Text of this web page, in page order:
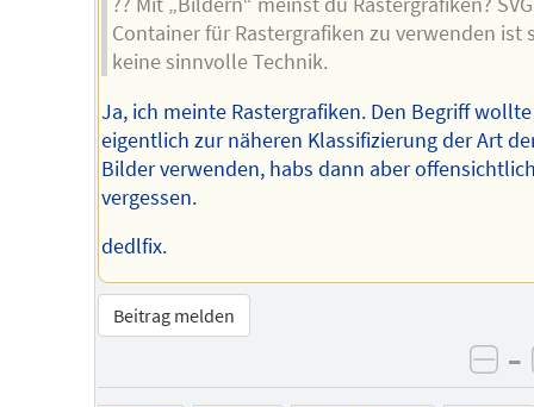
Container für Rastergrafiken zu verwenden ist
keine sinnvolle Technik.
Ja, ich meinte Rastergrafiken. Den Begriff
eigentlich zur näheren Klassifizierung der Art
Bilder verwenden, habs dann aber
vergessen.
dedlfix.
Beitrag melden
–